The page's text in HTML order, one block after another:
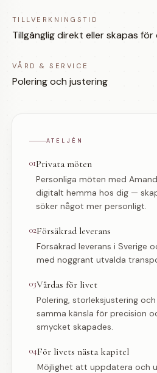
TILLVERKNINGSTID
Tillgänglig direkt eller skapas
VÅRD & SERVICE
Polering och justering
ATELJÉN
01Privata möten
Personliga möten med
digitalt hemma hos dig —
söker något mer personligt.
02Försäkrad leverans
Försäkrad leverans i Sverige
med noggrant utvalda
03Vårdas för livet
Polering, storleksjustering
samma känsla för precision
smycket skapades.
04För livets nästa kapitel
Möjlighet att uppdatera och